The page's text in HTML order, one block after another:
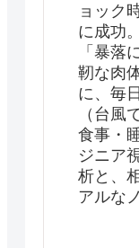
ョック
に成功。
「暴落
靭な肉
に、毎
（台風
食事・
ジニア
析と、
アルな